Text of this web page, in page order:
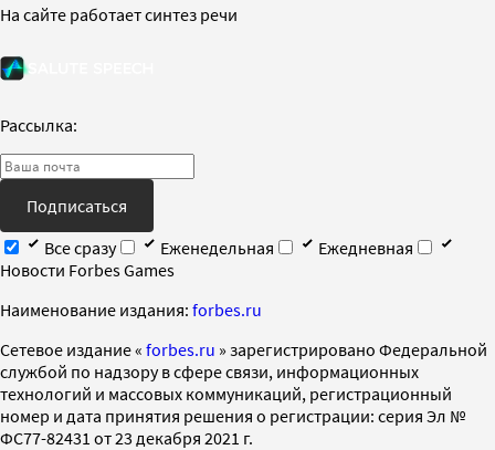
На сайте работает синтез речи
Рассылка:
Подписаться
Все сразу
Еженедельная
Ежедневная
Новости Forbes Games
Наименование издания: forbes.ru
Cетевое издание « forbes.ru » зарегистрировано Федеральной
службой по надзору в сфере связи, информационных
технологий и массовых коммуникаций, регистрационный
номер и дата принятия решения о регистрации: серия Эл №
ФС77-82431 от 23 декабря 2021 г.